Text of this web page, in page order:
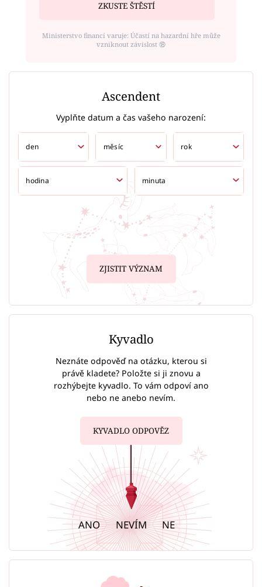
ZKUSTE ŠTĚSTÍ
Ministerstvo financí varuje: Účastí na hazardní hře může
vzniknout závislost ⑱
Ascendent
Vyplňte datum a čas vašeho narození:
ZJISTIT VÝZNAM
Kyvadlo
Neznáte odpověď na otázku, kterou si
právě kladete? Položte si ji znovu a
rozhýbejte kyvadlo. To vám odpoví ano
nebo ne anebo nevím.
KYVADLO ODPOVĚZ
ANO NEVÍM NE